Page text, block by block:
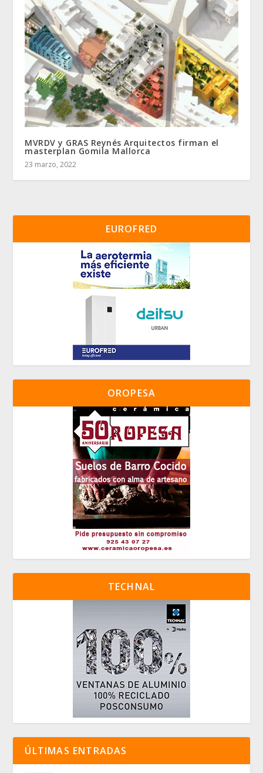
MVRDV y GRAS Reynés Arquitectos firman el
masterplan Gomila Mallorca
23 marzo, 2022
EUROFRED
OROPESA
TECHNAL
ÚLTIMAS ENTRADAS